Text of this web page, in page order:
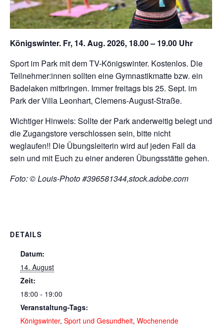
Königswinter. Fr, 14. Aug. 2026, 18.00 – 19.00 Uhr
Sport im Park mit dem TV-Königswinter. Kostenlos. Die
Teilnehmer:innen sollten eine Gymnastikmatte bzw. ein
Badelaken mitbringen. Immer freitags bis 25. Sept. im
Park der Villa Leonhart, Clemens-August-Straße.
Wichtiger Hinweis: Sollte der Park anderweitig belegt und
die Zugangstore verschlossen sein, bitte nicht
weglaufen!! Die Übungsleiterin wird auf jeden Fall da
sein und mit Euch zu einer anderen Übungsstätte gehen.
Foto: © Louis-Photo #396581344,stock.adobe.com
DETAILS
Datum:
14. August
Zeit:
18:00 - 19:00
Veranstaltung-Tags:
Königswinter, Sport und Gesundheit, Wochenende